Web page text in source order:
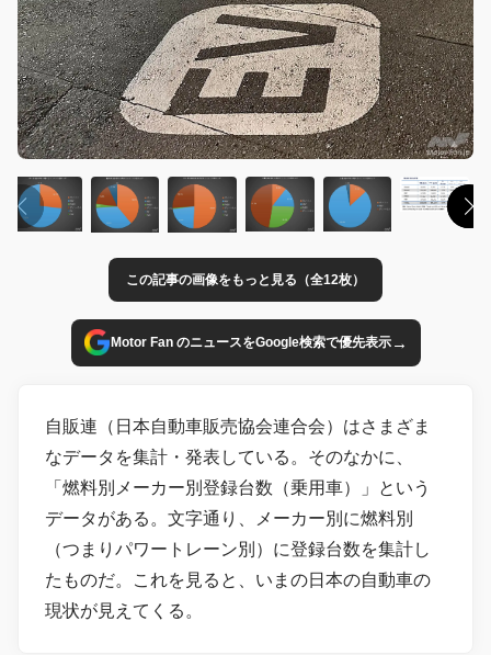
この記事の画像をもっと見る（全12枚）
Motor Fan のニュースをGoogle検索で優先表示→
自販連（日本自動車販売協会連合会）はさまざま
なデータを集計・発表している。そのなかに、
「燃料別メーカー別登録台数（乗用車）」という
データがある。文字通り、メーカー別に燃料別
（つまりパワートレーン別）に登録台数を集計し
たものだ。これを見ると、いまの日本の自動車の
現状が見えてくる。